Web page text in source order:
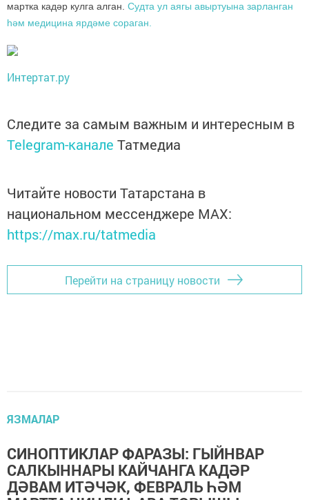
мартка кадәр кулга алган. Судта ул аягы авыртуына зарланган
һәм медицина ярдәме сораган.
Интертат.ру
Следите за самым важным и интересным в
Telegram-канале Татмедиа
Читайте новости Татарстана в
национальном мессенджере MАХ:
https://max.ru/tatmedia
Перейти на страницу новости
ЯЗМАЛАР
СИНОПТИКЛАР ФАРАЗЫ: ГЫЙНВАР
САЛКЫННАРЫ КАЙЧАНГА КАДӘР
ДӘВАМ ИТӘЧӘК, ФЕВРАЛЬ ҺӘМ